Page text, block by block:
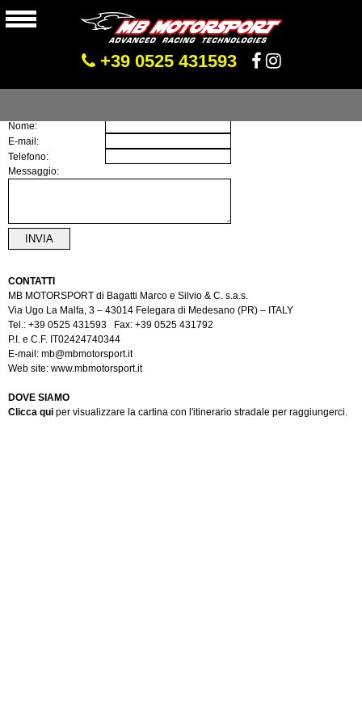
+39 0525 431593
Nome:
E-mail:
Telefono:
Messaggio:
INVIA
CONTATTI
MB MOTORSPORT di Bagatti Marco e Silvio & C. s.a.s.
Via Ugo La Malfa, 3 – 43014 Felegara di Medesano (PR) – ITALY
Tel.: +39 0525 431593 Fax: +39 0525 431792
P.I. e C.F. IT02424740344
E-mail: mb@mbmotorsport.it
Web site: www.mbmotorsport.it
DOVE SIAMO
Clicca qui per visualizzare la cartina con l'itinerario stradale per raggiungerci.